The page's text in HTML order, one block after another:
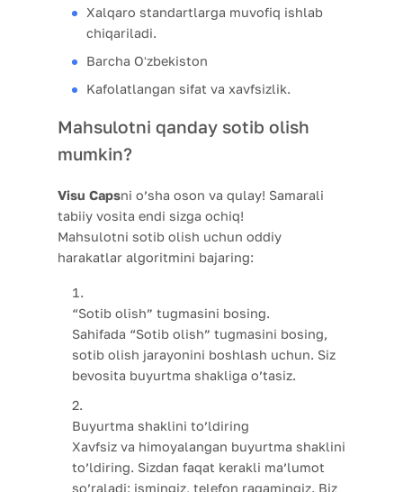
Xalqaro standartlarga muvofiq ishlab
chiqariladi.
Barcha Oʻzbekiston
Kafolatlangan sifat va xavfsizlik.
Mahsulotni qanday sotib olish
mumkin?
Visu Capsni o’sha oson va qulay! Samarali
tabiiy vosita endi sizga ochiq!
Mahsulotni sotib olish uchun oddiy
harakatlar algoritmini bajaring:
“Sotib olish” tugmasini bosing.
Sahifada “Sotib olish” tugmasini bosing,
sotib olish jarayonini boshlash uchun. Siz
bevosita buyurtma shakliga o’tasiz.
Buyurtma shaklini to’ldiring
Xavfsiz va himoyalangan buyurtma shaklini
to’ldiring. Sizdan faqat kerakli ma’lumot
so’raladi: ismingiz, telefon raqamingiz. Biz